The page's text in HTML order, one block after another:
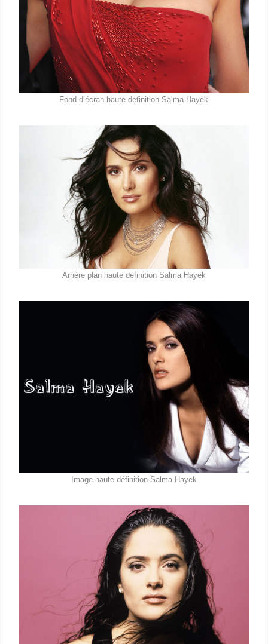
Fond d’écran haute définition Salma Hayek
Arrière plan haute définition Salma Hayek
Image haute définition Salma Hayek